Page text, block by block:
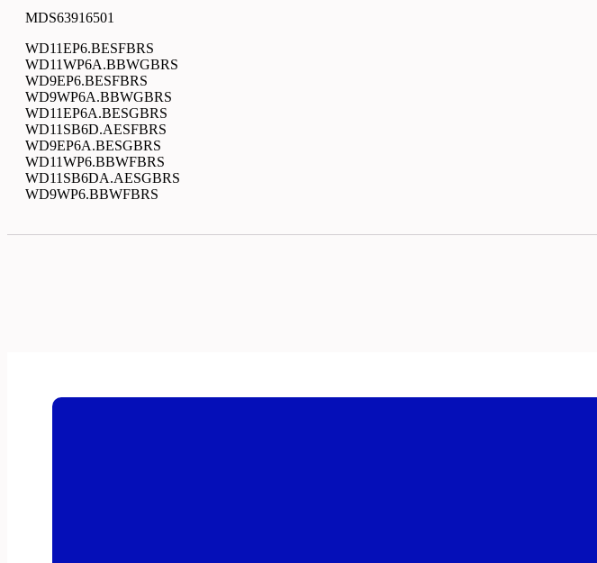
MDS63916501
WD11EP6.BESFBRS
WD11WP6A.BBWGBRS
WD9EP6.BESFBRS
WD9WP6A.BBWGBRS
WD11EP6A.BESGBRS
WD11SB6D.AESFBRS
WD9EP6A.BESGBRS
WD11WP6.BBWFBRS
WD11SB6DA.AESGBRS
WD9WP6.BBWFBRS